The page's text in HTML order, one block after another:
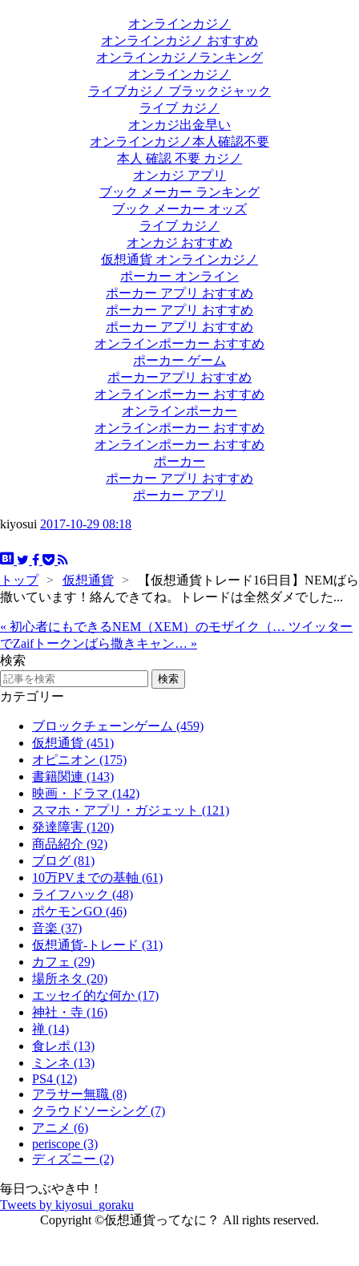
オンラインカジノ
オンラインカジノ おすすめ
オンラインカジノランキング
オンラインカジノ
ライブカジノ ブラックジャック
ライブ カジノ
オンカジ出金早い
オンラインカジノ本人確認不要
本人 確認 不要 カジノ
オンカジ アプリ
ブック メーカー ランキング
ブック メーカー オッズ
ライブ カジノ
オンカジ おすすめ
仮想通貨 オンラインカジノ
ポーカー オンライン
ポーカー アプリ おすすめ
ポーカー アプリ おすすめ
ポーカー アプリ おすすめ
オンラインポーカー おすすめ
ポーカー ゲーム
ポーカーアプリ おすすめ
オンラインポーカー おすすめ
オンラインポーカー
オンラインポーカー おすすめ
オンラインポーカー おすすめ
ポーカー
ポーカー アプリ おすすめ
ポーカー アプリ
kiyosui 2017-10-29 08:18
トップ > 仮想通貨 >
【仮想通貨トレード16日目】NEMばら
撒いています！絡んできてね。トレードは全然ダメでした...
« 初心者にもできるNEM（XEM）のモザイク（… ツイッター
でZaifトークンばら撒きキャン… »
検索
カテゴリー
ブロックチェーンゲーム (459)
仮想通貨 (451)
オピニオン (175)
書籍関連 (143)
映画・ドラマ (142)
スマホ・アプリ・ガジェット (121)
発達障害 (120)
商品紹介 (92)
ブログ (81)
10万PVまでの基軸 (61)
ライフハック (48)
ポケモンGO (46)
音楽 (37)
仮想通貨-トレード (31)
カフェ (29)
場所ネタ (20)
エッセイ的な何か (17)
神社・寺 (16)
禅 (14)
食レポ (13)
ミンネ (13)
PS4 (12)
アラサー無職 (8)
クラウドソーシング (7)
アニメ (6)
periscope (3)
ディズニー (2)
毎日つぶやき中！
Tweets by kiyosui_goraku
Copyright ©仮想通貨ってなに？ All rights reserved.